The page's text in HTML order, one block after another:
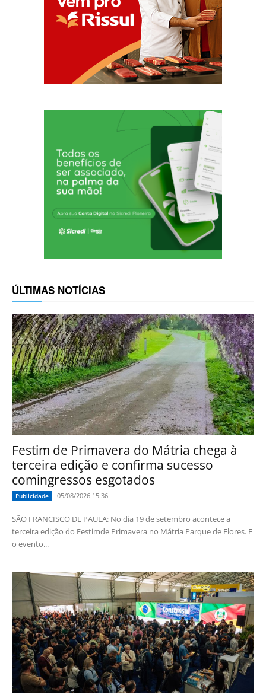
ÚLTIMAS NOTÍCIAS
Festim de Primavera do Mátria chega à
terceira edição e confirma sucesso
comingressos esgotados
Publicidade 05/08/2026 15:36
SÃO FRANCISCO DE PAULA: No dia 19 de setembro acontece a
terceira edição do Festimde Primavera no Mátria Parque de Flores. E
o evento...